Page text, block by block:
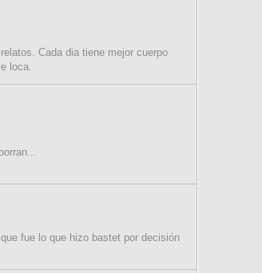
Cada dia tiene mejor cuerpo
loca.
fue lo que hizo bastet por decisión